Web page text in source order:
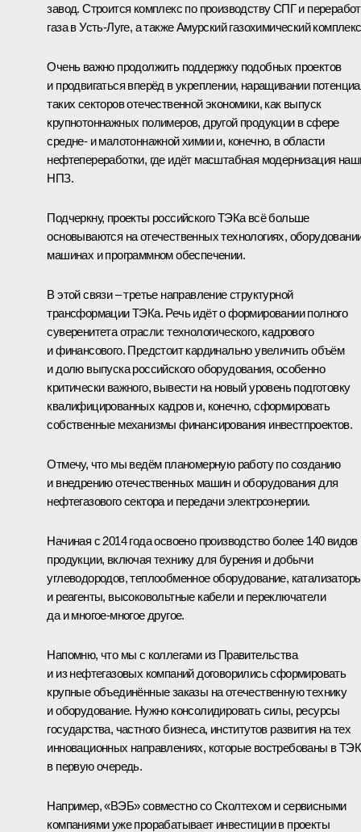
завод. Строится комплекс по производству СПГ и
газа в Усть-Луге, а также Амурский газохимический
Очень важно продолжить поддержку подобных проектов
и продвигаться вперёд в укреплении, наращивании
таких секторов отечественной экономики, как выпуск
крупнотоннажных полимеров, другой продукции в сфере
средне- и малотоннажной химии и, конечно, в области
нефтепереработки, где идёт масштабная модернизация
НПЗ.
Подчеркну, проекты российского ТЭКа всё больше
основываются на отечественных технологиях,
машинах и программном обеспечении.
В этой связи – третье направление структурной
трансформации ТЭКа. Речь идёт о формировании полного
суверенитета отрасли: технологического, кадрового
и финансового. Предстоит кардинально увеличить объём
и долю выпуска российского оборудования, особенно
критически важного, вывести на новый уровень подготовку
квалифицированных кадров и, конечно, сформировать
собственные механизмы финансирования инвестпроектов.
Отмечу, что мы ведём планомерную работу по созданию
и внедрению отечественных машин и оборудования для
нефтегазового сектора и передачи электроэнергии.
Начиная с 2014 года освоено производство более 140 видов
продукции, включая технику для бурения и добычи
углеводородов, теплообменное оборудование,
и реагенты, высоковольтные кабели и переключатели
да и многое-многое другое.
Напомню, что мы с коллегами из Правительства
и из нефтегазовых компаний договорились сформировать
крупные объединённые заказы на отечественную технику
и оборудование. Нужно консолидировать силы, ресурсы
государства, частного бизнеса, институтов развития на тех
инновационных направлениях, которые востребованы в
в первую очередь.
Например, «ВЭБ» совместно со Сколтехом и сервисными
компаниями уже прорабатывает инвестиции в проекты